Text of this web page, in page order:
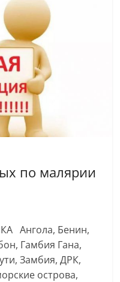
по малярии
Ангола, Бенин,
Гамбия Гана,
Замбия, ДРК,
острова,